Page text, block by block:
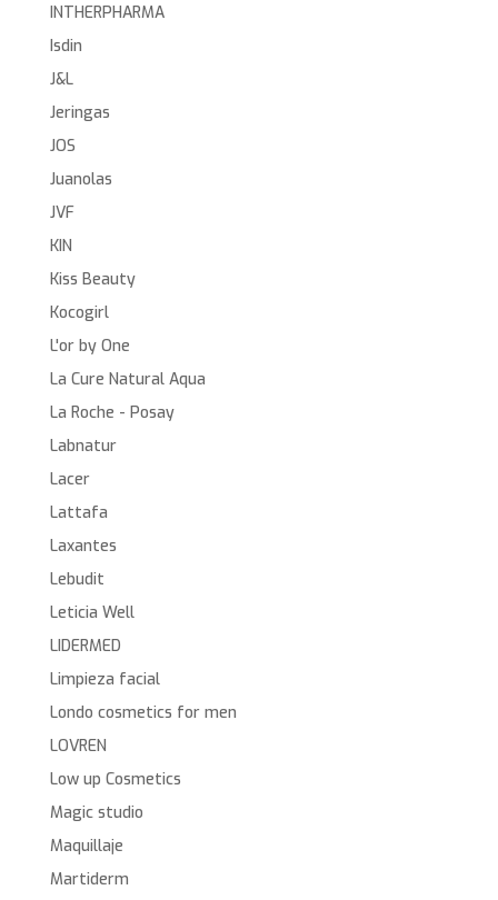
INTHERPHARMA
Isdin
J&L
Jeringas
JOS
Juanolas
JVF
KIN
Kiss Beauty
Kocogirl
L'or by One
La Cure Natural Aqua
La Roche - Posay
Labnatur
Lacer
Lattafa
Laxantes
Lebudit
Leticia Well
LIDERMED
Limpieza facial
Londo cosmetics for men
LOVREN
Low up Cosmetics
Magic studio
Maquillaje
Martiderm